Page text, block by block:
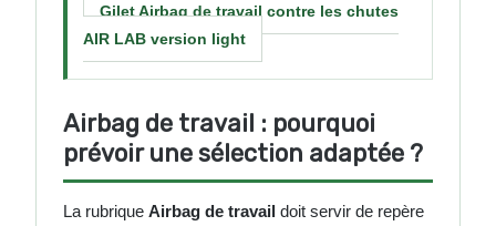
Gilet Airbag de travail contre les chutes
AIR LAB version light
Airbag de travail : pourquoi
prévoir une sélection adaptée ?
La rubrique Airbag de travail doit servir de repère